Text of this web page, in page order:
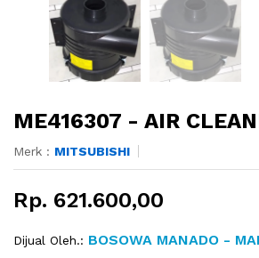
ME416307 - AIR
Merk : MITSUBISHI
Rp. 621.600,00
Dijual Oleh.: BOSOWA MANADO -